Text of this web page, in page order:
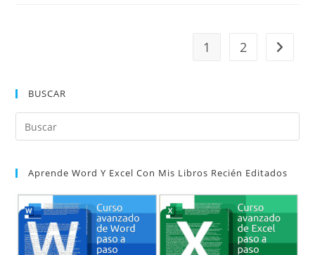
1 2 Ir a la
BUSCAR
Aprende Word Y Excel Con Mis Libros Recién Editados